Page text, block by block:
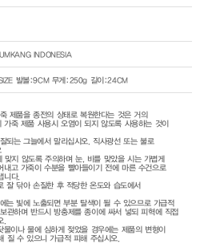
INDONESIA
발볼:9CM 무게:250g 길이:24CM
제품을 종전의 상태로 복원한다는 것은 거의
가죽 제품 사용시 오염이 되지 않도록 사용하는 것이
되는 그늘에서 말리십시오. 직사광선 또는 불로
맞지 않도록 주의하며 눈, 비를 맞았을 시는 가볍게
내고 가죽이 수분을 빨아들이기 전에 마른 수건으로
니다.
잘 닦아 손질한 후 적당한 온도와 습도에서
는 빛에 노출되면 부분 탈색이 될 수 있으므로 가급적
관하며 반드시 방충제를 종이에 싸서 넣되 피혁에 직접
.
물이나 물에 심하게 젖었을 경우에는 제품의 변형이
질 수 있으니 가급적 피해 주십시오.